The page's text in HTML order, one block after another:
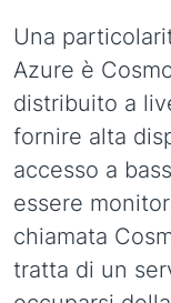
Una
Azure è
distribuito a
fornire alta
accesso a
essere
chiamata
tratta di un